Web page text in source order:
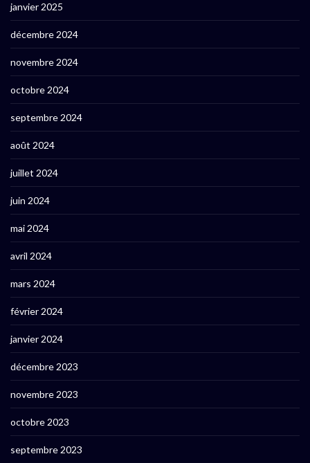
janvier 2025
décembre 2024
novembre 2024
octobre 2024
septembre 2024
août 2024
juillet 2024
juin 2024
mai 2024
avril 2024
mars 2024
février 2024
janvier 2024
décembre 2023
novembre 2023
octobre 2023
septembre 2023